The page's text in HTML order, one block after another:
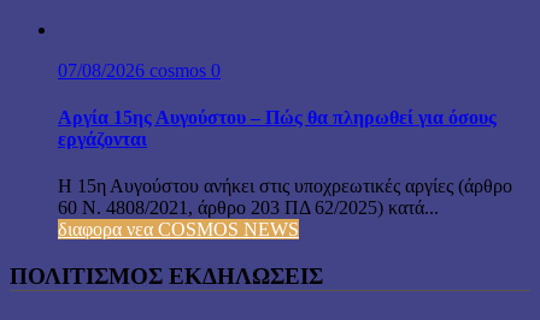
07/08/2026 cosmos 0
Αργία 15ης Αυγούστου – Πώς θα πληρωθεί για όσους
εργάζονται
Η 15η Αυγούστου ανήκει στις υποχρεωτικές αργίες (άρθρο
60 Ν. 4808/2021, άρθρο 203 ΠΔ 62/2025) κατά...
διαφορα νεα COSMOS NEWS
ΠΟΛΙΤΙΣΜΟΣ ΕΚΔΗΛΩΣΕΙΣ